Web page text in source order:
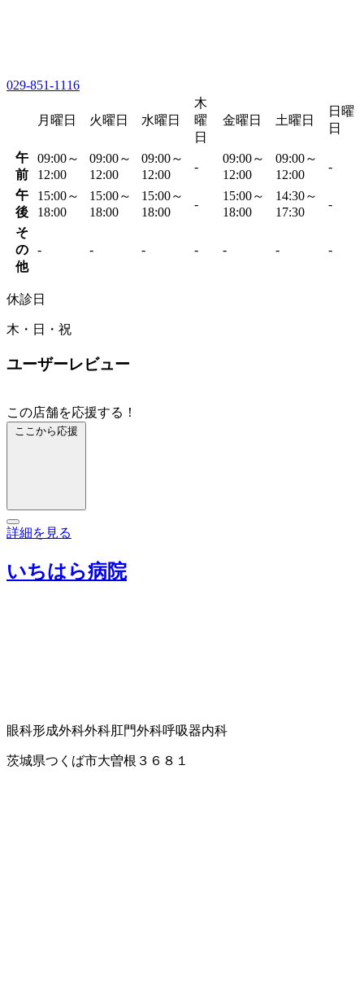
029-851-1116
月曜日 火曜日 水曜日
木
曜
日
金曜日 土曜日
日曜
日
午
前
09:00～
12:00
09:00～
12:00
09:00～
12:00
-
09:00～
12:00
09:00～
12:00
-
午
後
15:00～
18:00
15:00～
18:00
15:00～
18:00
-
15:00～
18:00
14:30～
17:30
-
そ
の
他
- - - - - - -
休診日
木・日・祝
ユーザーレビュー
この店舗を応援する！
ここから応援
詳細を見る
いちはら病院
眼科形成外科外科肛門外科呼吸器内科
茨城県つくば市大曽根３６８１